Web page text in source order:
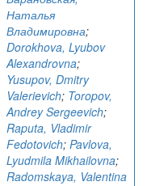
Наталья
Владимировна;
Dorokhova, Lyubov
Alexandrovna;
Yusupov, Dmitry
Valerievich; Toropov,
Andrey Sergeevich;
Raputa, Vladimir
Fedotovich; Pavlova,
Lyudmila Mikhailovna;
Radomskaya, Valentina